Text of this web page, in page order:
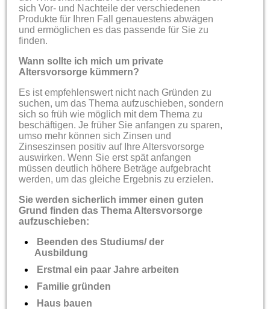
sich Vor- und Nachteile der verschiedenen
Produkte für Ihren Fall genauestens abwägen
und ermöglichen es das passende für Sie zu
finden.
Wann sollte ich mich um private
Altersvorsorge kümmern?
Es ist empfehlenswert nicht nach Gründen zu
suchen, um das Thema aufzuschieben, sondern
sich so früh wie möglich mit dem Thema zu
beschäftigen. Je früher Sie anfangen zu sparen,
umso mehr können sich Zinsen und
Zinseszinsen positiv auf Ihre Altersvorsorge
auswirken. Wenn Sie erst spät anfangen
müssen deutlich höhere Beträge aufgebracht
werden, um das gleiche Ergebnis zu erzielen.
Sie werden sicherlich immer einen guten
Grund finden das Thema Altersvorsorge
aufzuschieben:
Beenden des Studiums/ der
Ausbildung
Erstmal ein paar Jahre arbeiten
Familie gründen
Haus bauen